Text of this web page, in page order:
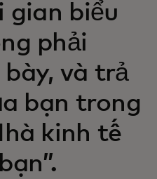
gian biểu
phải
và trả
bạn trong
kinh tế